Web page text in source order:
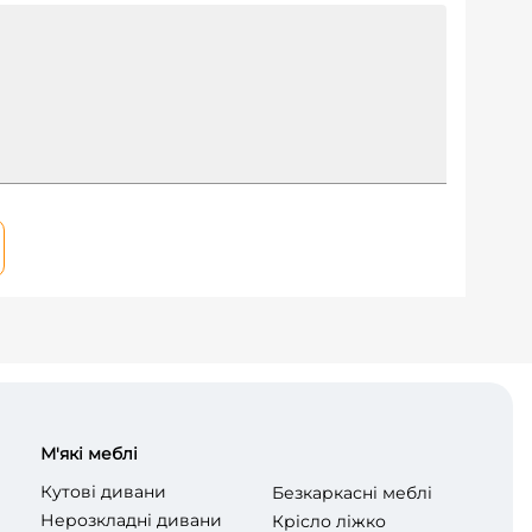
М'які меблі
Кутові дивани
Нерозкладні дивани
Безкаркасні меблі
Крісло ліжко